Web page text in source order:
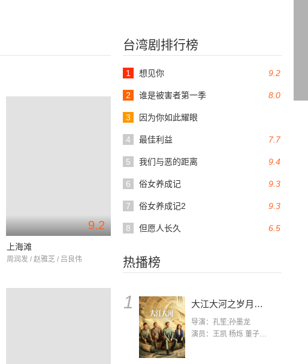
台湾剧排行榜
9.2
1 想见你
8.0
2 谁是被害者第一季
3 因为你如此耀眼
7.7
4 最佳利益
9.4
5 我们与恶的距离
9.3
6 俗女养成记
9.3
7 俗女养成记2
6.5
8 但愿人长久
热播榜
1 大江大河之岁月如歌
导演：孔笙;孙墨龙
演员：王凯 杨烁 董子健 杨采钰 张佳宁 练练 林栋甫 房子斌
9.2
上海滩
周润发 / 赵雅芝 / 吕良伟